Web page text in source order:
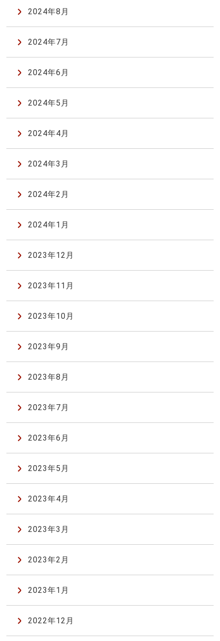
2024年8月
2024年7月
2024年6月
2024年5月
2024年4月
2024年3月
2024年2月
2024年1月
2023年12月
2023年11月
2023年10月
2023年9月
2023年8月
2023年7月
2023年6月
2023年5月
2023年4月
2023年3月
2023年2月
2023年1月
2022年12月